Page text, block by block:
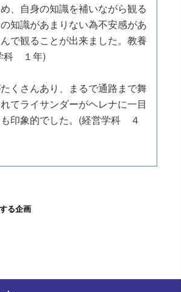
、自身の知識を補いながら観る
知識があまりない為不安感があ
で観ることが出来ました。教養
科 １年)
くさんあり、まるで通路まで舞
てライサンダーがヘレナに一目
印象的でした。(経営学科 ４
る企画